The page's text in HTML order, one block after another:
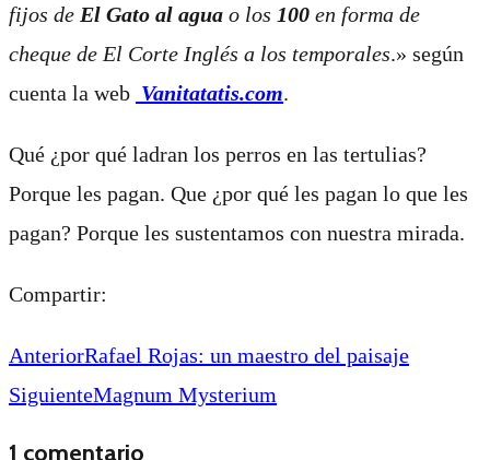
fijos de El Gato al agua o los 100 en forma de
cheque de El Corte Inglés a los temporales.» según
cuenta la web Vanitatatis.com.
Qué ¿por qué ladran los perros en las tertulias?
Porque les pagan. Que ¿por qué les pagan lo que les
pagan? Porque les sustentamos con nuestra mirada.
Compartir:
AnteriorRafael Rojas: un maestro del paisaje
SiguienteMagnum Mysterium
1 comentario